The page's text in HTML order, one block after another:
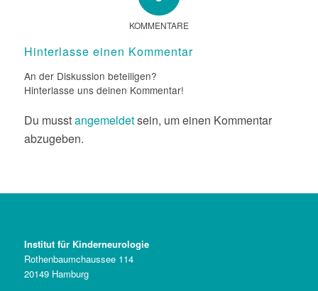
KOMMENTARE
Hinterlasse einen Kommentar
An der Diskussion beteiligen?
Hinterlasse uns deinen Kommentar!
Du musstangemeldetsein, um einen Kommentar
abzugeben.
Institut für Kinderneurologie
Rothenbaumchaussee 114
20149 Hamburg